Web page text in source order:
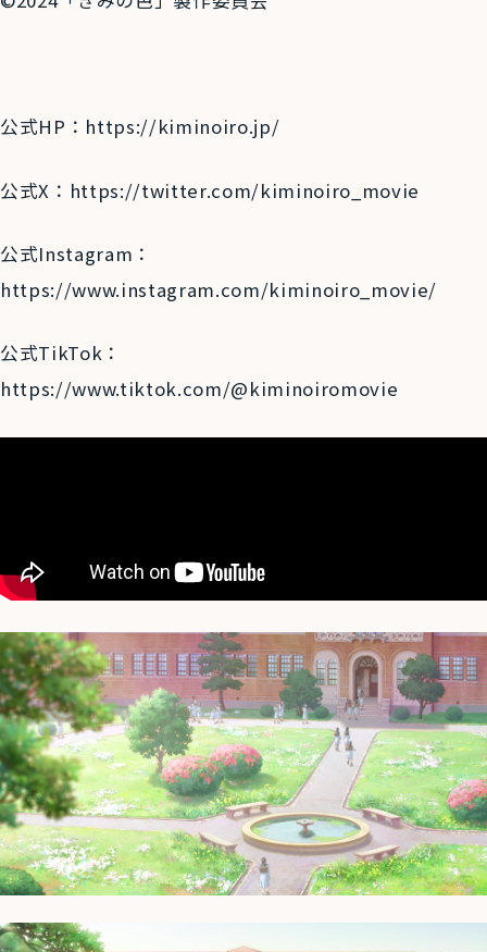
公式HP ： https://kiminoiro.jp/
公式X ： https://twitter.com/kiminoiro_movie
公式Instagram ：
https://www.instagram.com/kiminoiro_movie/
公式TikTok ：
https://www.tiktok.com/@kiminoiromovie